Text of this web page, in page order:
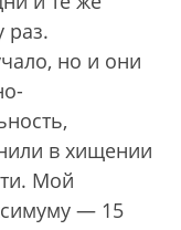
раз.
но и они
в хищении
Мой
— 15